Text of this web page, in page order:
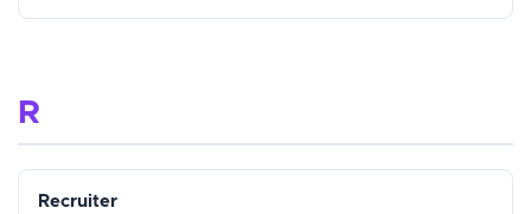
R
Recruiter